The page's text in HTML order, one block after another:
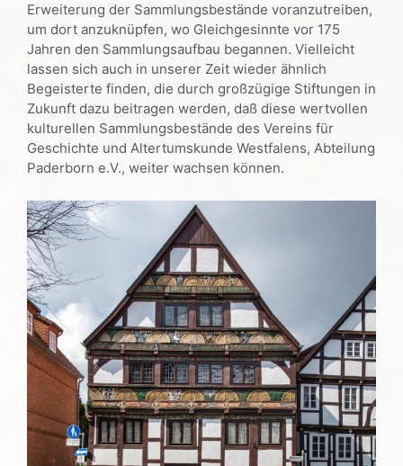
Erweiterung der Sammlungsbestände voranzutreiben,
um dort anzuknüpfen, wo Gleichgesinnte vor 175
Jahren den Sammlungsaufbau begannen. Vielleicht
lassen sich auch in unserer Zeit wieder ähnlich
Begeisterte finden, die durch großzügige Stiftungen in
Zukunft dazu beitragen werden, daß diese wertvollen
kulturellen Sammlungsbestände des Vereins für
Geschichte und Altertumskunde Westfalens, Abteilung
Paderborn e.V., weiter wachsen können.